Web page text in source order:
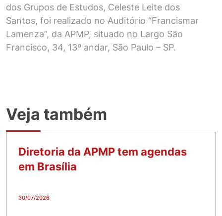
dos Grupos de Estudos, Celeste Leite dos
Santos, foi realizado no Auditório “Francismar
Lamenza”, da APMP, situado no Largo São
Francisco, 34, 13º andar, São Paulo – SP.
Veja também
Diretoria da APMP tem agendas
em Brasília
30/07/2026